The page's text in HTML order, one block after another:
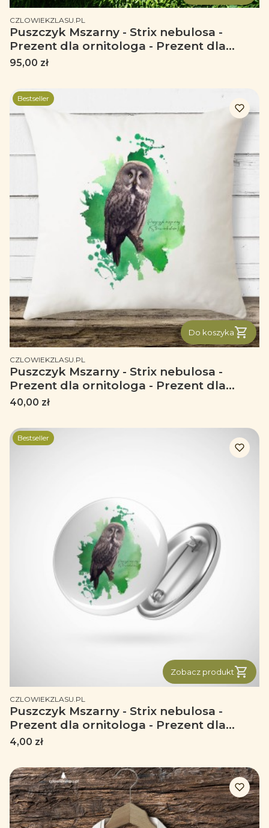
PRODUCENT
CZLOWIEKZLASU.PL
Puszczyk Mszarny - Strix nebulosa -
Prezent dla ornitologa - Prezent dla
przyrodnika - Kubek termiczny
Cena
95,00 zł
Bestseller
Do koszyka
PRODUCENT
CZLOWIEKZLASU.PL
Puszczyk Mszarny - Strix nebulosa -
Prezent dla ornitologa - Prezent dla
przyrodnika - Poduszka
Cena
40,00 zł
Bestseller
Zobacz produkt
PRODUCENT
CZLOWIEKZLASU.PL
Puszczyk Mszarny - Strix nebulosa -
Prezent dla ornitologa - Prezent dla
przyrodnika - Przypinka
Cena
4,00 zł